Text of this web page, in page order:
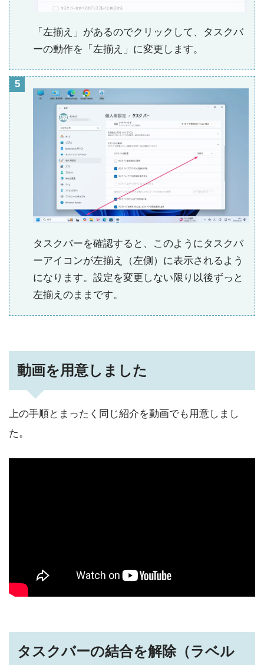
「左揃え」があるのでクリックして、タスクバ
ーの動作を「左揃え」に変更します。
タスクバーを確認すると、このようにタスクバ
ーアイコンが左揃え（左側）に表示されるよう
になります。設定を変更しない限り以後ずっと
左揃えのままです。
動画を用意しました
上の手順とまったく同じ紹介を動画でも用意しまし
た。
タスクバーの結合を解除（ラベル